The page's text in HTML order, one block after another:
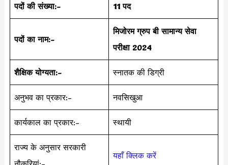
पदों की संख्या:- 11 पद
पदों का नाम:-
मिजोरम ग्रुप बी सामान्य सेवा
परीक्षा 2024
शैक्षिक योग्यता:- स्नातक की डिग्री
अनुभव का प्रकार:- नवसिखुआ
कार्यकाल का प्रकार:- स्थायी
राज्य के अनुसार सरकारी
यहाँ क्लिक करें